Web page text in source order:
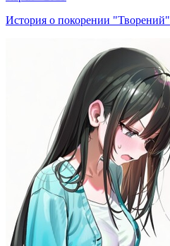
История о покорении "Творений"